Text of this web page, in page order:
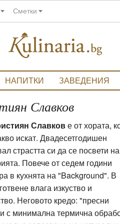
Сметки
НАПИТКИ ЗАВЕДЕНИЯ
Славков
Славкове от хората,
искат. Двадесетгодишен
страстта си да се посвети на
Повече от седем години
в кухнята на "Background". В
влага изкуство и
Неговото кредо: "пресни
с минимална термична